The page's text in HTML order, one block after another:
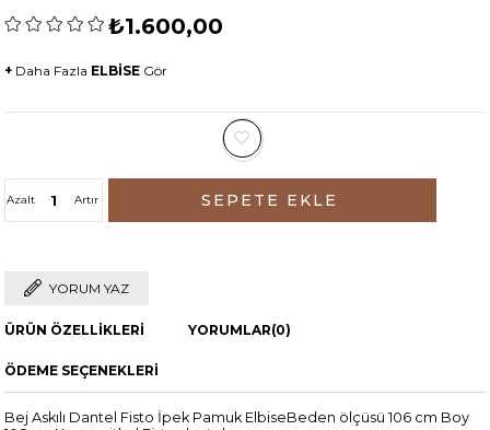
₺1.600,00
+ Daha Fazla ELBİSE Gör
Artır
Azalt
YORUM YAZ
ÜRÜN ÖZELLIKLERI YORUMLAR(0)
ÖDEME SEÇENEKLERI
Bej Askılı Dantel Fisto İpek Pamuk ElbiseBeden ölçüsü 106 cm Boy